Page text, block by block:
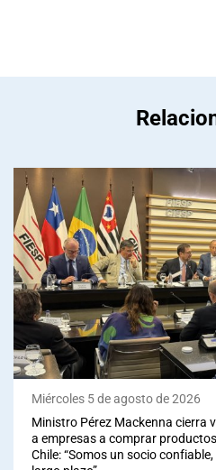
Miércoles 5 de agosto de 2026
Ministro Pérez Mackenna cierra
a empresas a comprar
Chile: “Somos un socio